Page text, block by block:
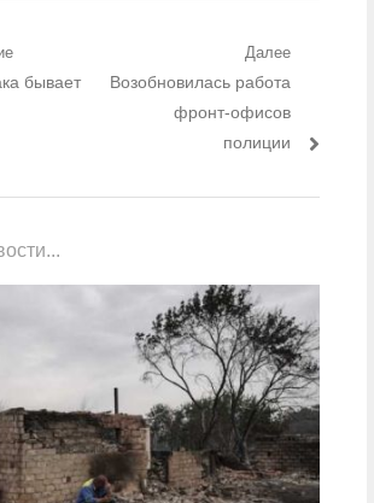
по записям
пост:
бывает
Далее
Следующий пост:
Возобновилась работа
фронт-офисов
полиции